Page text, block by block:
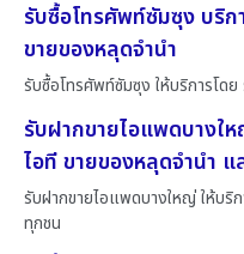
รับซื้อโทรศัพท์ซัมซุง บริ
ขายของหลุดจำนำ
รับซื้อโทรศัพท์ซัมซุง ให้บริการโด
รับฝากขายไอแพดบางใ
ไอที ขายของหลุดจำนำ
รับฝากขายไอแพดบางใหญ่ ให้บริ
ทุกชน